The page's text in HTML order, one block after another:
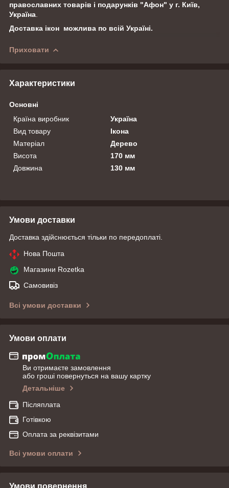
православних товарів і подарунків "Афон" у г. Київ,
Україна
Доставка ікон можлива по всій Україні.
Приховати
Характеристики
Основні
Країна виробник
Україна
Вид товару
Ікона
Матеріал
Дерево
Висота
170 мм
Довжина
130 мм
Умови доставки
Доставка здійснюється тільки по передоплаті.
Нова Пошта
Магазини Rozetka
Самовивіз
Всі умови доставки
Умови оплати
Ви отримаєте замовлення
або гроші повернуться на вашу картку
Детальніше
Післяплата
Готівкою
Оплата за реквізитами
Всі умови оплати